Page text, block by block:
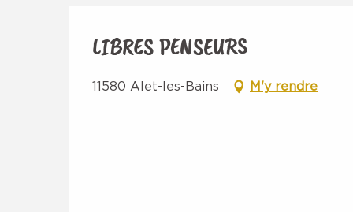
LIBRES PENSEURS
11580 Alet-les-Bains M'y rendre